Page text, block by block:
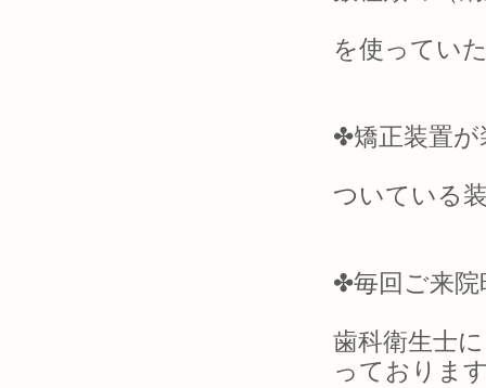
を使ってい
✤矯正装置が
ついている
✤毎回ご来院
歯科衛生士
っておりま